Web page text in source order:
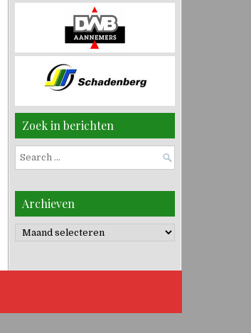
Zoek in berichten
Search
for:
Archieven
Archieven